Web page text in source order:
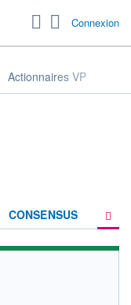
Connexion
Actionnaires VP
CONSENSUS